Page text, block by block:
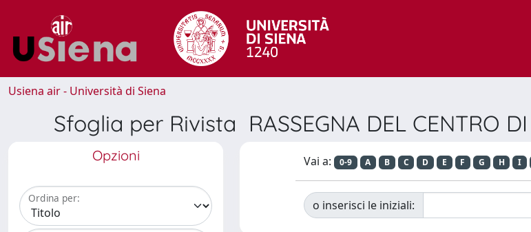
Usiena air - Università di Siena
Sfoglia per Rivista RASSEGNA DEL CENTRO
Opzioni
Ordina per:
Vai a: 0-9 A B C D E F G H I
o inserisci le iniziali: